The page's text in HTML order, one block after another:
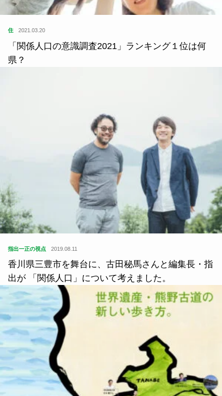
住 2021.03.20
「関係人口の意識調査2021」ランキング１位は何
県？
指出一正の視点 2019.08.11
香川県三豊市を舞台に、古田秘馬さんと編集長・指
出が 「関係人口」について考えました。